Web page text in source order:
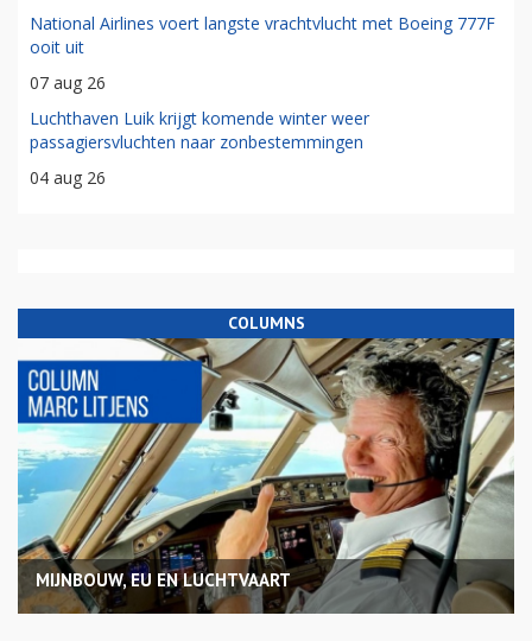
National Airlines voert langste vrachtvlucht met Boeing 777F
ooit uit
07 aug 26
Luchthaven Luik krijgt komende winter weer
passagiersvluchten naar zonbestemmingen
04 aug 26
COLUMNS
MIJNBOUW, EU EN LUCHTVAART